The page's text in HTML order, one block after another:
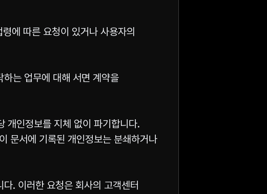
에 따른 요청이 있거나 사용자의
는 업무에 대해 서면 계약을
개인정보를 지체 없이 파기합니다.
문서에 기록된 개인정보는 분쇄하거나
. 이러한 요청은 회사의 고객센터